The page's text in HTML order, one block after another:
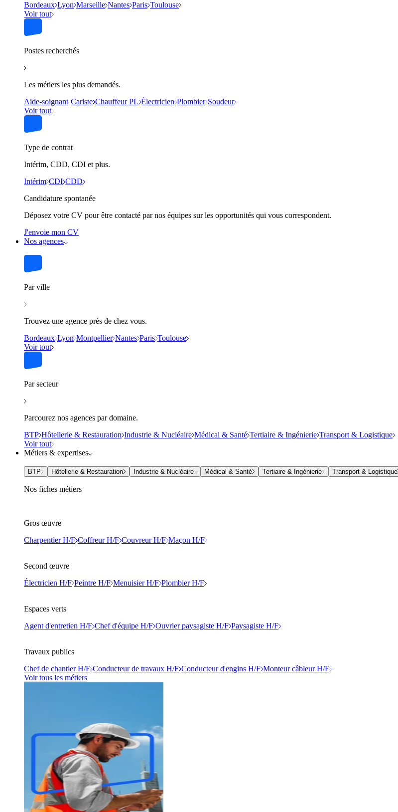
Bordeaux Lyon Marseille Nantes Paris Toulouse
Voir tout
Postes recherchés
Les métiers les plus demandés.
Aide-soignant Cariste Chauffeur PL Électricien Plombier Soudeur
Voir tout
Type de contrat
Intérim, CDD, CDI et plus.
Intérim CDI CDD
Candidature spontanée
Déposez votre CV pour être contacté par nos équipes sur les opportunités qui vous correspondent.
J'envoie mon CV
Nos agences
Par ville
Trouvez une agence près de chez vous.
Bordeaux Lyon Montpellier Nantes Paris Toulouse
Voir tout
Par secteur
Parcourez nos agences par domaine.
BTP Hôtellerie & Restauration Industrie & Nucléaire Médical & Santé Tertiaire & Ingénierie Transport & Logistique
Voir tout
Métiers & expertises
BTP Hôtellerie & Restauration Industrie & Nucléaire Médical & Santé Tertiaire & Ingénierie Transport & Logistique
Nos fiches métiers
Gros œuvre
Charpentier H/F Coffreur H/F Couvreur H/F Maçon H/F
Second œuvre
Électricien H/F Peintre H/F Menuisier H/F Plombier H/F
Espaces verts
Agent d'entretien H/F Chef d'équipe H/F Ouvrier paysagiste H/F Paysagiste H/F
Travaux publics
Chef de chantier H/F Conducteur de travaux H/F Conducteur d'engins H/F Monteur câbleur H/F
Voir tous les métiers